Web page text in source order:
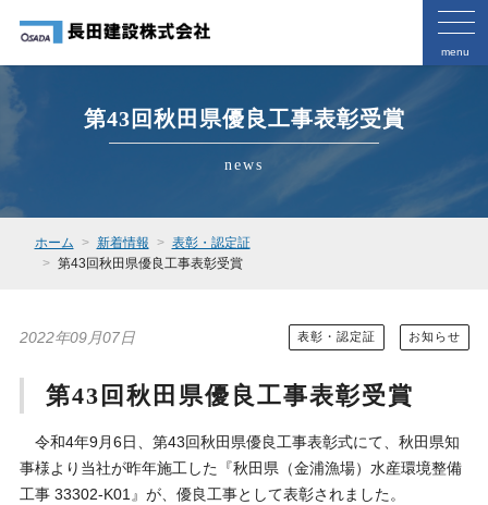
menu
第43回秋田県優良工事表彰受賞
news
ホーム 新着情報
表彰・認定証
第43回秋田県優良工事表彰受賞
2022年09月07日 表彰・認定証 お知らせ
第43回秋田県優良工事表彰受賞
令和4年9月6日、第43回秋田県優良工事表彰式にて、秋田県知
事様より当社が昨年施工した『秋田県（金浦漁場）水産環境整備
工事 33302-K01』が、優良工事として表彰されました。